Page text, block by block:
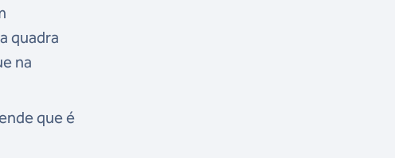
quadra
na
que é